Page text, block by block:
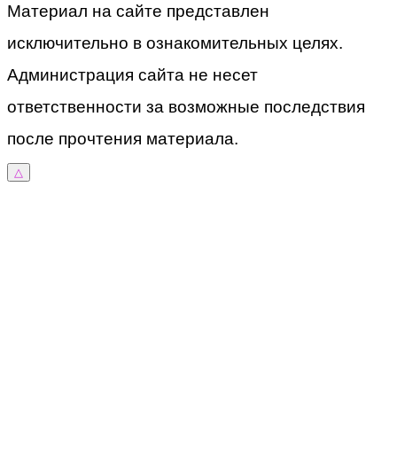
Материал на сайте представлен
исключительно в ознакомительных целях.
Администрация сайта не несет
ответственности за возможные последствия
после прочтения материала.